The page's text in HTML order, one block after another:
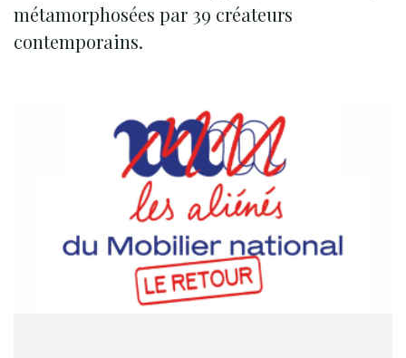
métamorphosées par 39 créateurs
contemporains.